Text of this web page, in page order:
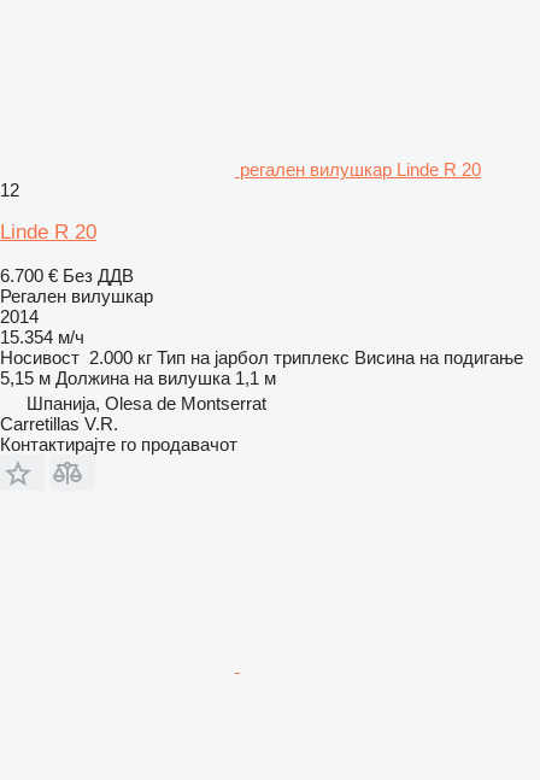
регален вилушкар Linde R 20
12
Linde R 20
6.700 € Без ДДВ
Регален вилушкар
2014
15.354 м/ч
Носивост 2.000 кг Тип на јарбол триплекс Висина на подигање
5,15 м Должина на вилушка 1,1 м
Шпанија, Olesa de Montserrat
Carretillas V.R.
Контактирајте го продавачот